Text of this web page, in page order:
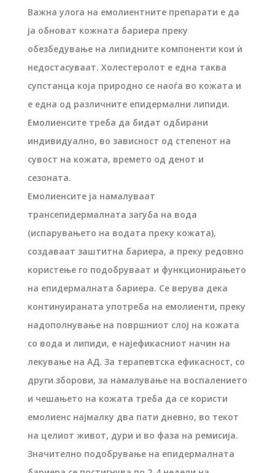
Важна улога на емолиентните препарати е да
ја обноват кожната бариера преку
обезбедување на липидните компоненти кои ѝ
недостасуваат. Холестеролот е една таква
супстанца која природно се наоѓа во кожата и
е една од различните епидермални липиди.
Емолиенсите треба да бидат одбирани
индивидуално, во зависност од степенот на
сувост на кожата, времето од денот и
сезоната.
Емолиенсите ја намалуваат
трансепидермалната загуба на вода
(испарувањето на водата преку кожата),
создаваат заштитна бариера, а преку редовно
користење го подобруваат и функционирањето
на епидермалната бариера. Се верува дека
континуираната употреба на емолиенти, преку
надополнување на површниот слој на кожата
со вода и липиди, е најефикасниот начин на
лекување на АД. За терапевтска ефикасност, со
други зборови, за намалување на воспалението
и чешањето на кожата треба да се користи
емолиенс најмалку два пати дневно, во текот
на целиот живот, дури и во фаза на ремисија.
Значително подобрување на епидермалната